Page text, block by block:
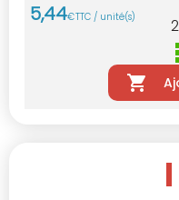
5,44€TTC / unité(s) 2